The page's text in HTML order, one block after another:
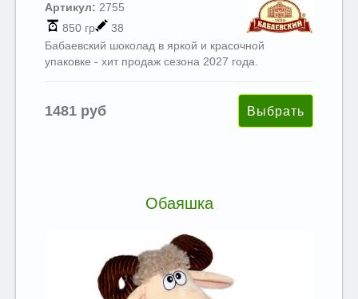
Артикул: 2755
850 гр
38
Бабаевский шоколад в яркой и красочной
упаковке - хит продаж сезона 2027 года.
1481 руб
Обаяшка